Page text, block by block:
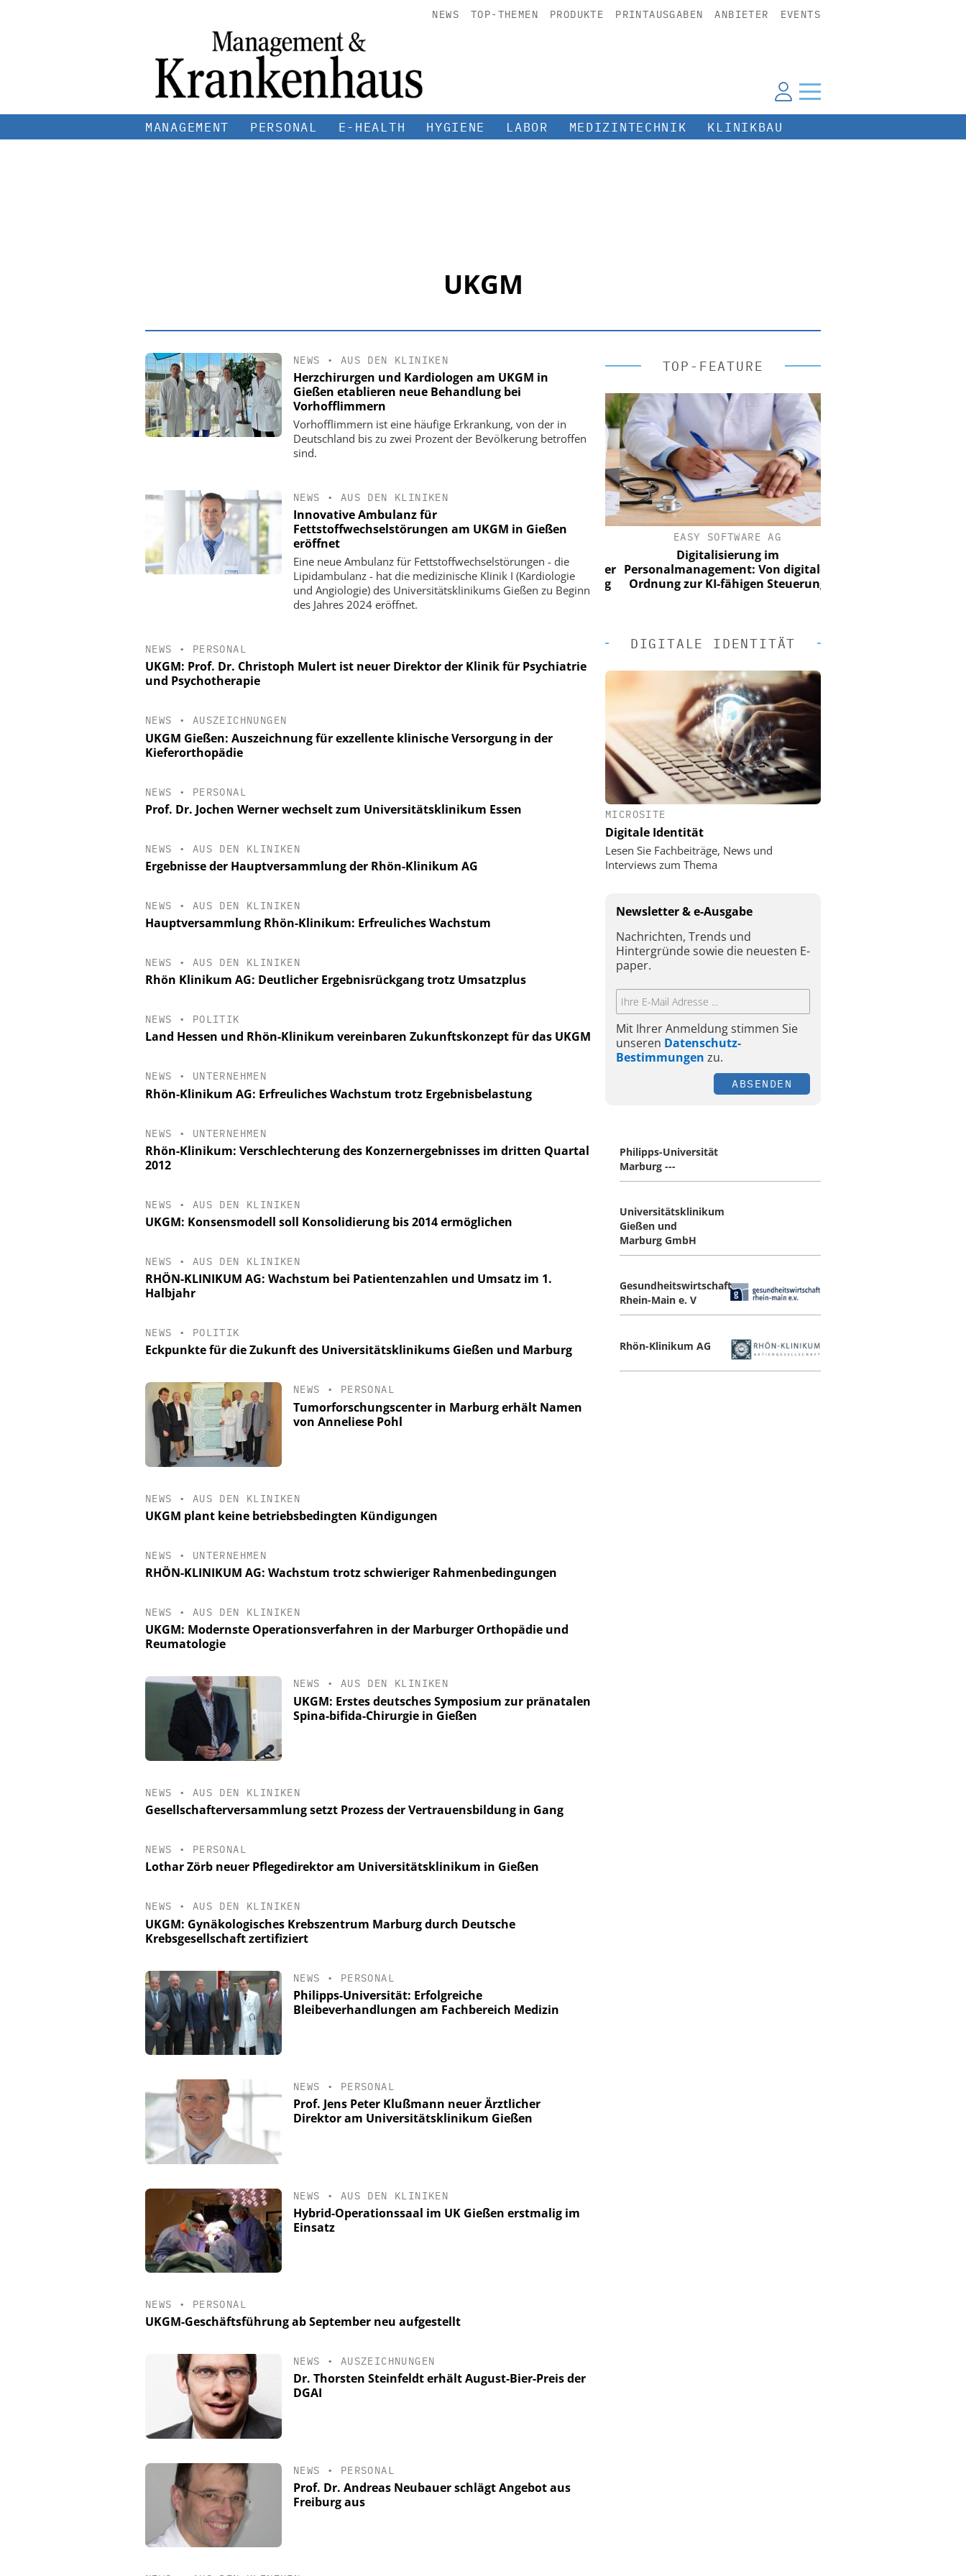
NEWS TOP-THEMEN PRODUKTE PRINTAUSGABEN ANBIETER EVENTS
MANAGEMENT PERSONAL E-HEALTH HYGIENE LABOR MEDIZINTECHNIK KLINIKBAU
UKGM
NEWS • AUS DEN KLINIKEN
Herzchirurgen und Kardiologen am UKGM in
Gießen etablieren neue Behandlung bei
Vorhofflimmern
Vorhofflimmern ist eine häufige Erkrankung, von der in
Deutschland bis zu zwei Prozent der Bevölkerung betroffen
sind.
NEWS • AUS DEN KLINIKEN
Innovative Ambulanz für
Fettstoffwechselstörungen am UKGM in Gießen
eröffnet
Eine neue Ambulanz für Fettstoffwechselstörungen - die
Lipidambulanz - hat die medizinische Klinik I (Kardiologie
und Angiologie) des Universitätsklinikums Gießen zu Beginn
des Jahres 2024 eröffnet.
NEWS • PERSONAL
UKGM: Prof. Dr. Christoph Mulert ist neuer Direktor der Klinik für Psychiatrie
und Psychotherapie
NEWS • AUSZEICHNUNGEN
UKGM Gießen: Auszeichnung für exzellente klinische Versorgung in der
Kieferorthopädie
NEWS • PERSONAL
Prof. Dr. Jochen Werner wechselt zum Universitätsklinikum Essen
NEWS • AUS DEN KLINIKEN
Ergebnisse der Hauptversammlung der Rhön-Klinikum AG
NEWS • AUS DEN KLINIKEN
Hauptversammlung Rhön-Klinikum: Erfreuliches Wachstum
NEWS • AUS DEN KLINIKEN
Rhön Klinikum AG: Deutlicher Ergebnisrückgang trotz Umsatzplus
NEWS • POLITIK
Land Hessen und Rhön-Klinikum vereinbaren Zukunftskonzept für das UKGM
NEWS • UNTERNEHMEN
Rhön-Klinikum AG: Erfreuliches Wachstum trotz Ergebnisbelastung
NEWS • UNTERNEHMEN
Rhön-Klinikum: Verschlechterung des Konzernergebnisses im dritten Quartal
2012
NEWS • AUS DEN KLINIKEN
UKGM: Konsensmodell soll Konsolidierung bis 2014 ermöglichen
NEWS • AUS DEN KLINIKEN
RHÖN-KLINIKUM AG: Wachstum bei Patientenzahlen und Umsatz im 1.
Halbjahr
NEWS • POLITIK
Eckpunkte für die Zukunft des Universitätsklinikums Gießen und Marburg
NEWS • PERSONAL
Tumorforschungscenter in Marburg erhält Namen
von Anneliese Pohl
NEWS • AUS DEN KLINIKEN
UKGM plant keine betriebsbedingten Kündigungen
NEWS • UNTERNEHMEN
RHÖN-KLINIKUM AG: Wachstum trotz schwieriger Rahmenbedingungen
NEWS • AUS DEN KLINIKEN
UKGM: Modernste Operationsverfahren in der Marburger Orthopädie und
Reumatologie
NEWS • AUS DEN KLINIKEN
UKGM: Erstes deutsches Symposium zur pränatalen
Spina-bifida-Chirurgie in Gießen
NEWS • AUS DEN KLINIKEN
Gesellschafterversammlung setzt Prozess der Vertrauensbildung in Gang
NEWS • PERSONAL
Lothar Zörb neuer Pflegedirektor am Universitätsklinikum in Gießen
NEWS • AUS DEN KLINIKEN
UKGM: Gynäkologisches Krebszentrum Marburg durch Deutsche
Krebsgesellschaft zertifiziert
NEWS • PERSONAL
Philipps-Universität: Erfolgreiche
Bleibeverhandlungen am Fachbereich Medizin
NEWS • PERSONAL
Prof. Jens Peter Klußmann neuer Ärztlicher
Direktor am Universitätsklinikum Gießen
NEWS • AUS DEN KLINIKEN
Hybrid-Operationssaal im UK Gießen erstmalig im
Einsatz
NEWS • PERSONAL
UKGM-Geschäftsführung ab September neu aufgestellt
NEWS • AUSZEICHNUNGEN
Dr. Thorsten Steinfeldt erhält August-Bier-Preis der
DGAI
NEWS • PERSONAL
Prof. Dr. Andreas Neubauer schlägt Angebot aus
Freiburg aus
TOP-FEATURE
EASY SOFTWARE AG
Digitalisierung im
Personalmanagement: Von digitaler
Ordnung zur KI-fähigen Steuerung
EASY SOFTWARE AG
Digitalisierung im
Personalmanagement: Von digitaler
Ordnung zur KI-fähigen Steuerung
EASY SOFTWARE AG
Digitalisierung im
Personalmanagement: Von digitaler
Ordnung zur KI-fähigen Steuerung
DIGITALE IDENTITÄT
MICROSITE
Digitale Identität
Lesen Sie Fachbeiträge, News und
Interviews zum Thema
Newsletter & e-Ausgabe
Nachrichten, Trends und
Hintergründe sowie die neuesten E-
paper.
Mit Ihrer Anmeldung stimmen Sie
unseren Datenschutz-
Bestimmungen zu.
ABSENDEN
Philipps-Universität
Marburg ---
Universitätsklinikum
Gießen und
Marburg GmbH
Gesundheitswirtschaft
Rhein-Main e. V
Rhön-Klinikum AG